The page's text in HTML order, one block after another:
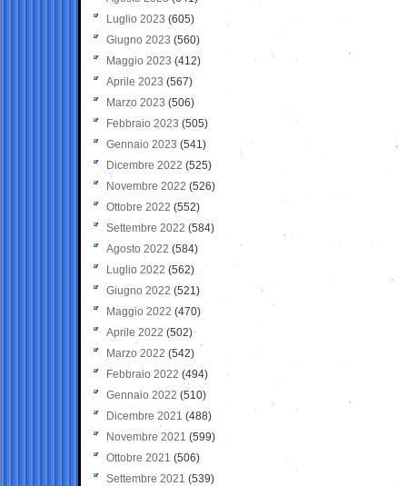
Luglio 2023 (605)
Giugno 2023 (560)
Maggio 2023 (412)
Aprile 2023 (567)
Marzo 2023 (506)
Febbraio 2023 (505)
Gennaio 2023 (541)
Dicembre 2022 (525)
Novembre 2022 (526)
Ottobre 2022 (552)
Settembre 2022 (584)
Agosto 2022 (584)
Luglio 2022 (562)
Giugno 2022 (521)
Maggio 2022 (470)
Aprile 2022 (502)
Marzo 2022 (542)
Febbraio 2022 (494)
Gennaio 2022 (510)
Dicembre 2021 (488)
Novembre 2021 (599)
Ottobre 2021 (506)
Settembre 2021 (539)